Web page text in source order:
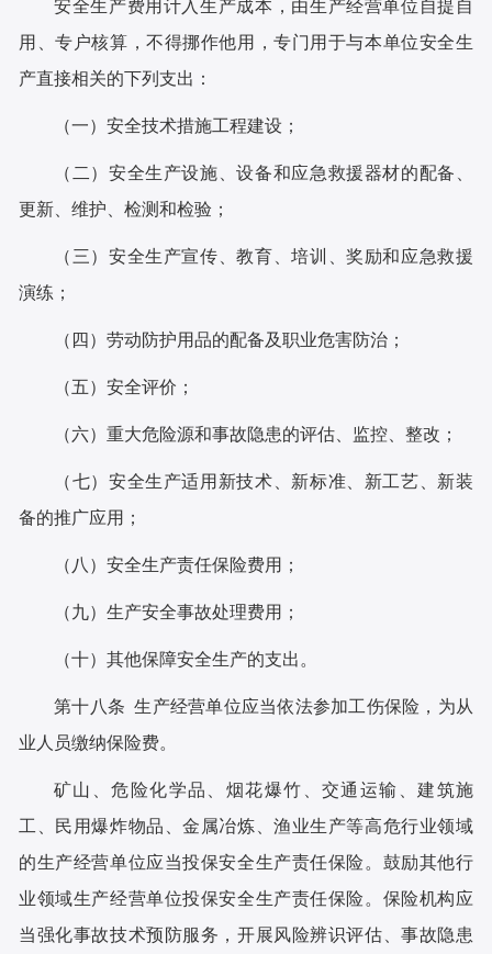
安全生产费用计入生产成本，由生产经营单位自提自
用、专户核算，不得挪作他用，专门用于与本单位安全生
产直接相关的下列支出：
（一）安全技术措施工程建设；
（二）安全生产设施、设备和应急救援器材的配备、
更新、维护、检测和检验；
（三）安全生产宣传、教育、培训、奖励和应急救援
演练；
（四）劳动防护用品的配备及职业危害防治；
（五）安全评价；
（六）重大危险源和事故隐患的评估、监控、整改；
（七）安全生产适用新技术、新标准、新工艺、新装
备的推广应用；
（八）安全生产责任保险费用；
（九）生产安全事故处理费用；
（十）其他保障安全生产的支出。
第十八条 生产经营单位应当依法参加工伤保险，为从
业人员缴纳保险费。
矿山、危险化学品、烟花爆竹、交通运输、建筑施
工、民用爆炸物品、金属冶炼、渔业生产等高危行业领域
的生产经营单位应当投保安全生产责任保险。鼓励其他行
业领域生产经营单位投保安全生产责任保险。保险机构应
当强化事故技术预防服务，开展风险辨识评估、事故隐患